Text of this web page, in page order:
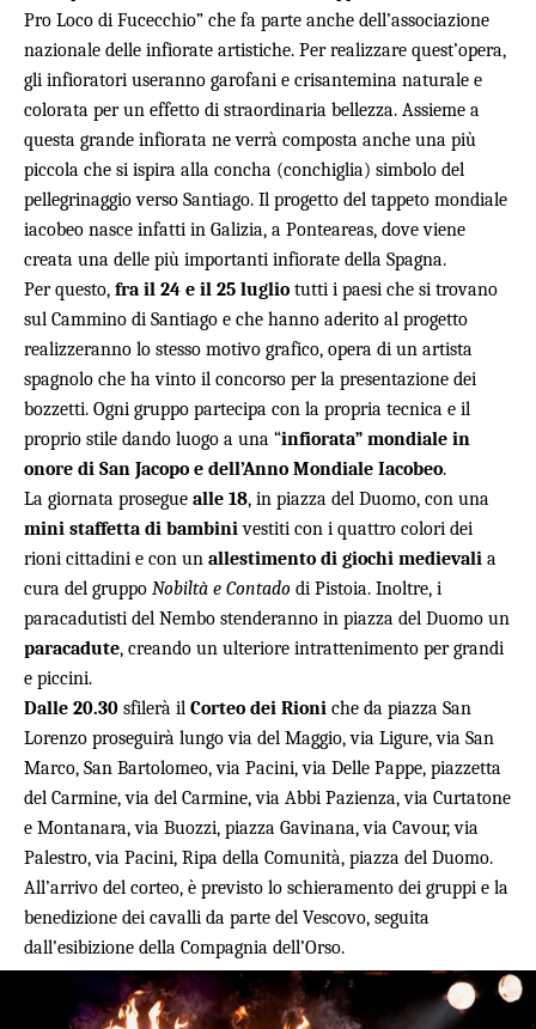
Pro Loco di Fucecchio” che fa parte anche dell’associazione
nazionale delle infiorate artistiche. Per realizzare quest’opera,
gli infioratori useranno garofani e crisantemina naturale e
colorata per un effetto di straordinaria bellezza. Assieme a
questa grande infiorata ne verrà composta anche una più
piccola che si ispira alla concha (conchiglia) simbolo del
pellegrinaggio verso Santiago. Il progetto del tappeto mondiale
iacobeo nasce infatti in Galizia, a Ponteareas, dove viene
creata una delle più importanti infiorate della Spagna.
Per questo, fra il 24 e il 25 luglio tutti i paesi che si trovano
sul Cammino di Santiago e che hanno aderito al progetto
realizzeranno lo stesso motivo grafico, opera di un artista
spagnolo che ha vinto il concorso per la presentazione dei
bozzetti. Ogni gruppo partecipa con la propria tecnica e il
proprio stile dando luogo a una “infiorata” mondiale in
onore di San Jacopo e dell’Anno Mondiale Iacobeo.
La giornata prosegue alle 18, in piazza del Duomo, con una
mini staffetta di bambinivestiti con i quattro colori dei
rioni cittadini e con un allestimento di giochi medievali a
cura del gruppo Nobiltà e Contado di Pistoia. Inoltre, i
paracadutisti del Nembo stenderanno in piazza del Duomo un
paracadute, creando un ulteriore intrattenimento per grandi
e piccini.
Dalle 20.30 sfilerà il Corteo dei Rioni che da piazza San
Lorenzo proseguirà lungo via del Maggio, via Ligure, via San
Marco, San Bartolomeo, via Pacini, via Delle Pappe, piazzetta
del Carmine, via del Carmine, via Abbi Pazienza, via Curtatone
e Montanara, via Buozzi, piazza Gavinana, via Cavour, via
Palestro, via Pacini, Ripa della Comunità, piazza del Duomo.
All’arrivo del corteo, è previsto lo schieramento dei gruppi e la
benedizione dei cavalli da parte del Vescovo, seguita
dall’esibizione della Compagnia dell’Orso.